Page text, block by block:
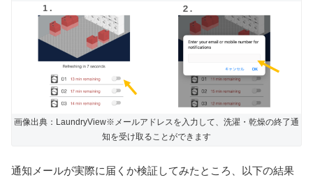
画像出典：LaundryView※メールアドレスを入力して、洗濯・乾燥の終了通
知を受け取ることができます
通知メールが実際に届くか検証してみたところ、以下の結果